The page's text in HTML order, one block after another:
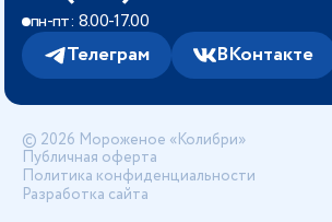
пн-пт: 8.00-17.00
Телеграм ВКонтакте
© 2026 Мороженое «Колибри»
Публичная оферта
Политика конфиденциальности
Разработка сайта